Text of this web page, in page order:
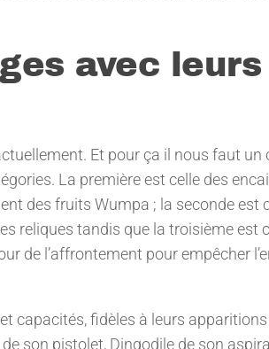
avec leurs
Et pour ça il nous faut un
La première est celle des
des fruits Wumpa ; la seconde est
reliques tandis que la troisième est
de l’affrontement pour empêcher
capacités, fidèles à leurs
son pistolet, Dingodile de son